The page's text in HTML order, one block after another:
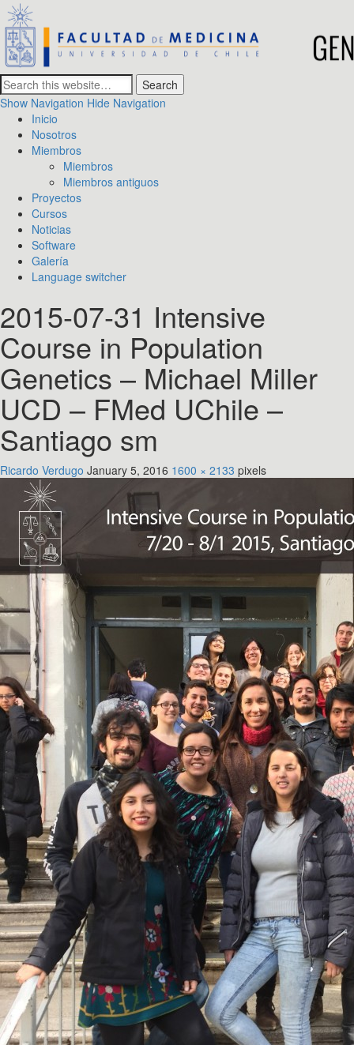
GENOMED Lab
Systems Genetics and Biomedical Genomics
Show Navigation Hide Navigation
Inicio
Nosotros
Miembros
Miembros
Miembros antiguos
Proyectos
Cursos
Noticias
Software
Galería
Language switcher
2015-07-31 Intensive
Course in Population
Genetics – Michael Miller
UCD – FMed UChile –
Santiago sm
Ricardo Verdugo January 5, 2016 1600 × 2133 pixels